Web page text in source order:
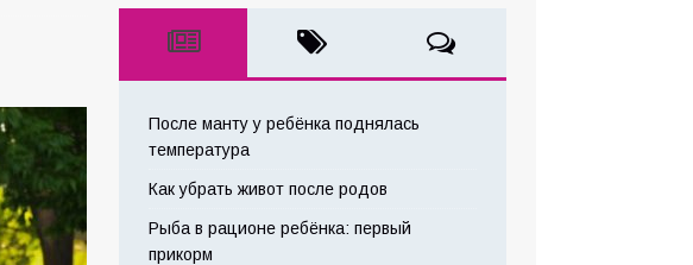
После манту у ребёнка поднялась
температура
Как убрать живот после родов
Рыба в рационе ребёнка: первый
прикорм